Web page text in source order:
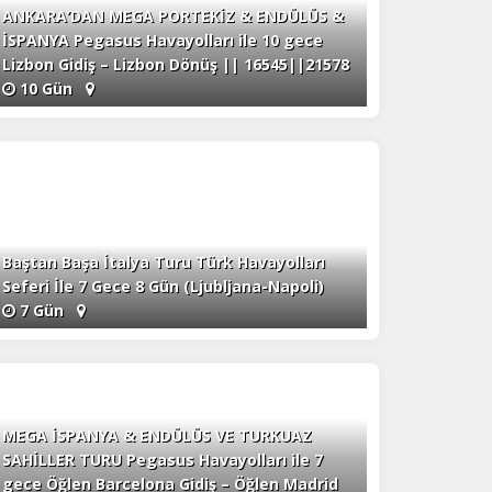
ANKARA’DAN MEGA PORTEKİZ & ENDÜLÜS &
İSPANYA Pegasus Havayolları ile 10 gece
Lizbon Gidiş – Lizbon Dönüş || 16545||21578
10 Gün
Baştan Başa İtalya Turu Türk Havayolları
Seferi İle 7 Gece 8 Gün (Ljubljana-Napoli)
7 Gün
MEGA İSPANYA & ENDÜLÜS VE TURKUAZ
SAHİLLER TURU Pegasus Havayolları ile 7
gece Öğlen Barcelona Gidiş – Öğlen Madrid